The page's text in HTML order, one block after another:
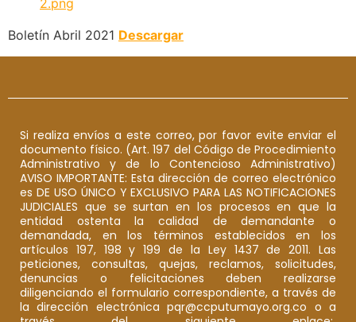
Boletín Abril 2021 Descargar
Si realiza envíos a este correo, por favor evite enviar el
documento físico. (Art. 197 del Código de Procedimiento
Administrativo y de lo Contencioso Administrativo)
AVISO IMPORTANTE: Esta dirección de correo electrónico
es DE USO ÚNICO Y EXCLUSIVO PARA LAS NOTIFICACIONES
JUDICIALES que se surtan en los procesos en que la
entidad ostenta la calidad de demandante o
demandada, en los términos establecidos en los
artículos 197, 198 y 199 de la Ley 1437 de 2011. Las
peticiones, consultas, quejas, reclamos, solicitudes,
denuncias o felicitaciones deben realizarse
diligenciando el formulario correspondiente, a través de
la dirección electrónica pqr@ccputumayo.org.co o a